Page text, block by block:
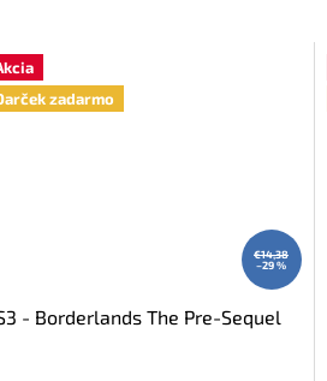
zadarmo
€14,38
–29 %
- Borderlands The Pre-Sequel